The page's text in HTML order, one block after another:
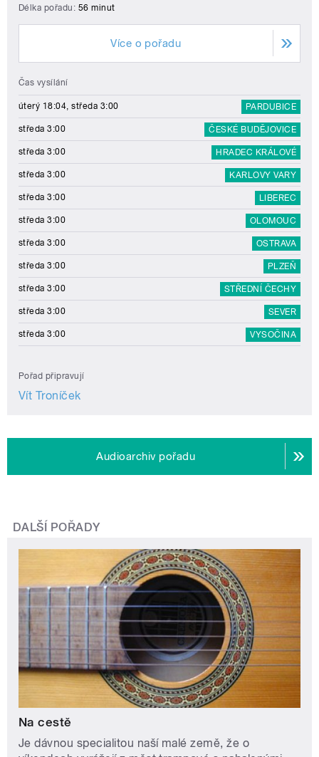
Délka pořadu: 56 minut
Více o pořadu
Čas vysílání
úterý 18:04, středa 3:00 PARDUBICE
středa 3:00 ČESKÉ BUDĚJOVICE
středa 3:00 HRADEC KRÁLOVÉ
středa 3:00 KARLOVY VARY
středa 3:00 LIBEREC
středa 3:00 OLOMOUC
středa 3:00 OSTRAVA
středa 3:00 PLZEŇ
středa 3:00 STŘEDNÍ ČECHY
středa 3:00 SEVER
středa 3:00 VYSOČINA
Pořad připravují
Vít Troníček
Audioarchiv pořadu
DALŠÍ POŘADY
Na cestě
Je dávnou specialitou naší malé země, že o